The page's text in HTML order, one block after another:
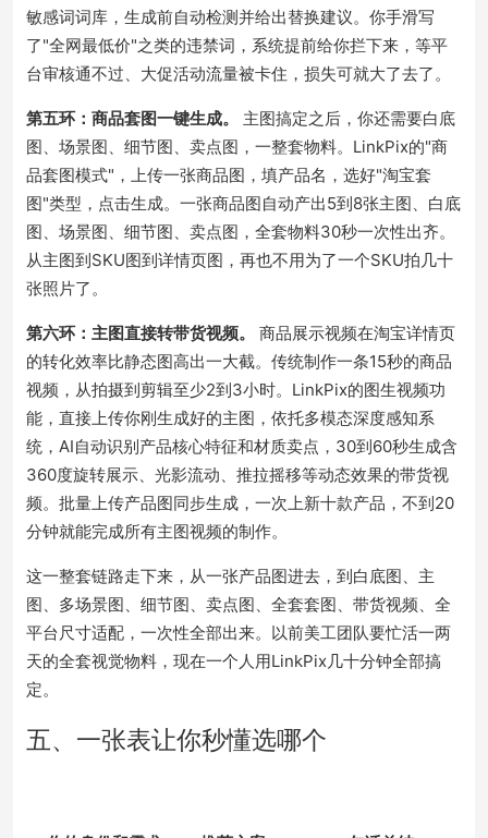
敏感词词库，生成前自动检测并给出替换建议。你手滑写
了"全网最低价"之类的违禁词，系统提前给你拦下来，等平
台审核通不过、大促活动流量被卡住，损失可就大了去了。
第五环：商品套图一键生成。
主图搞定之后，你还需要白底
图、场景图、细节图、卖点图，一整套物料。LinkPix的"商
品套图模式"，上传一张商品图，填产品名，选好"淘宝套
图"类型，点击生成。一张商品图自动产出5到8张主图、白底
图、场景图、细节图、卖点图，全套物料30秒一次性出齐。
从主图到SKU图到详情页图，再也不用为了一个SKU拍几十
张照片了。
第六环：主图直接转带货视频。
商品展示视频在淘宝详情页
的转化效率比静态图高出一大截。传统制作一条15秒的商品
视频，从拍摄到剪辑至少2到3小时。LinkPix的图生视频功
能，直接上传你刚生成好的主图，依托多模态深度感知系
统，AI自动识别产品核心特征和材质卖点，30到60秒生成含
360度旋转展示、光影流动、推拉摇移等动态效果的带货视
频。批量上传产品图同步生成，一次上新十款产品，不到20
分钟就能完成所有主图视频的制作。
这一整套链路走下来，从一张产品图进去，到白底图、主
图、多场景图、细节图、卖点图、全套套图、带货视频、全
平台尺寸适配，一次性全部出来。以前美工团队要忙活一两
天的全套视觉物料，现在一个人用LinkPix几十分钟全部搞
定。
五、一张表让你秒懂选哪个